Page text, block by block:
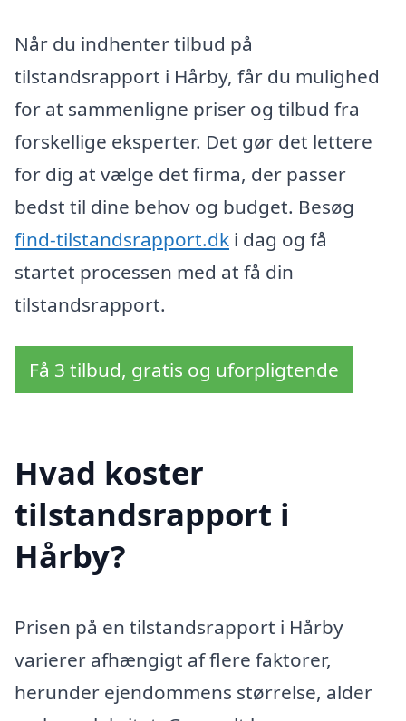
Når du indhenter tilbud på
tilstandsrapport i Hårby, får du mulighed
for at sammenligne priser og tilbud fra
forskellige eksperter. Det gør det lettere
for dig at vælge det firma, der passer
bedst til dine behov og budget. Besøg
find-tilstandsrapport.dk i dag og få
startet processen med at få din
tilstandsrapport.
Få 3 tilbud, gratis og uforpligtende
Hvad koster
tilstandsrapport i
Hårby?
Prisen på en tilstandsrapport i Hårby
varierer afhængigt af flere faktorer,
herunder ejendommens størrelse, alder